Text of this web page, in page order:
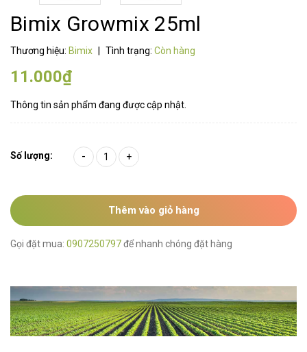
Bimix Growmix 25ml
Thương hiệu: Bimix Tình trạng: Còn hàng
11.000₫
Thông tin sản phẩm đang được cập nhật.
Số lượng: - +
Thêm vào giỏ hàng
Gọi đặt mua: 0907250797để nhanh chóng đặt hàng